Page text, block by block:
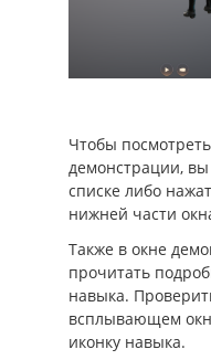
Чтобы
демонстрации,
списке либо
нижней части
Также в окне
прочитать
навыка.
всплывающем
иконку навыка.